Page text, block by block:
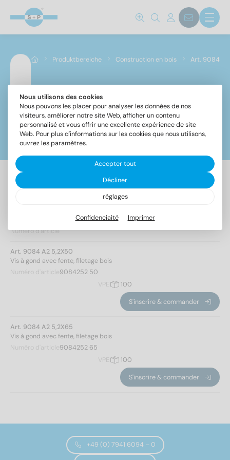
Produktbereiche Construction en bois Art. 9084
Art. 9084
Filtre
Matériaux
Diamètre
65 (1)
Modèle de filetage
2 Article trouvé
Numéro d'article
Art. 9084 A2 5,2X50
Vis à gond avec fente, filetage bois
Numéro d'article 9084252 50
VPE
100
S'inscrire & commander
Art. 9084 A2 5,2X65
Vis à gond avec fente, filetage bois
Numéro d'article 9084252 65
VPE
100
S'inscrire & commander
+49 (0) 7941 6094 – 0
Nous utilisons des cookies
Nous pouvons les placer pour analyser les données de nos
visiteurs, améliorer notre site Web, afficher un contenu
personnalisé et vous offrir une excellente expérience de site
Web. Pour plus d'informations sur les cookies que nous utilisons,
ouvrez les paramètres.
Accepter tout
Décliner
réglages
Confidenciaité Imprimer